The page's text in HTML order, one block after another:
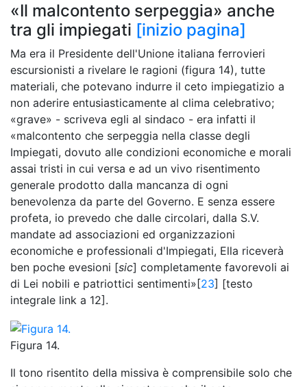
«Il malcontento serpeggia» anche
tra gli impiegati [inizio pagina]
Ma era il Presidente dell'Unione italiana ferrovieri
escursionisti a rivelare le ragioni (figura 14), tutte
materiali, che potevano indurre il ceto impiegatizio a
non aderire entusiasticamente al clima celebrativo;
«grave» - scriveva egli al sindaco - era infatti il
«malcontento che serpeggia nella classe degli
Impiegati, dovuto alle condizioni economiche e morali
assai tristi in cui versa e ad un vivo risentimento
generale prodotto dalla mancanza di ogni
benevolenza da parte del Governo. E senza essere
profeta, io prevedo che dalle circolari, dalla S.V.
mandate ad associazioni ed organizzazioni
economiche e professionali d'Impiegati, Ella riceverà
ben poche evesioni [sic] completamente favorevoli ai
di Lei nobili e patriottici sentimenti»[23] [testo
integrale link a 12].
Figura 14.
Il tono risentito della missiva è comprensibile solo che